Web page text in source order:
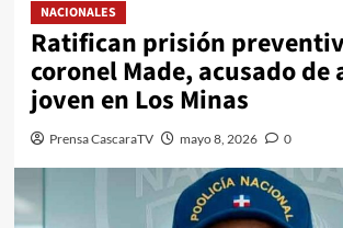
NACIONALES
Ratifican prisión
coronel Made, acusado de
joven en Los Minas
Prensa CascaraTV mayo 8, 2026 0